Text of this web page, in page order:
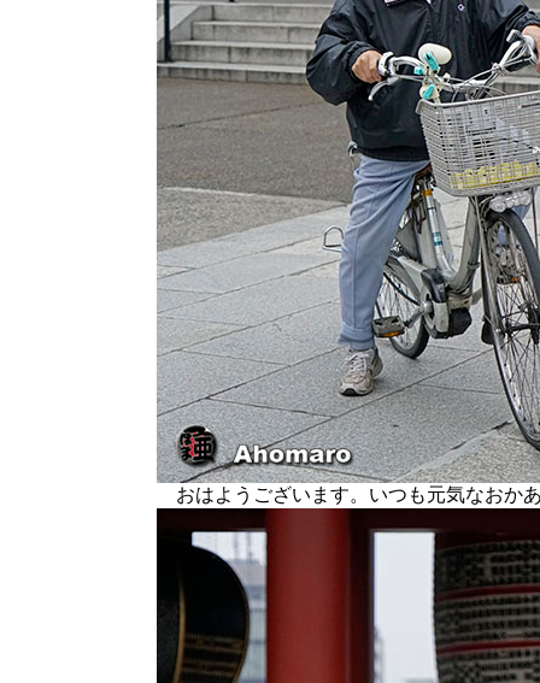
おはようございます。いつも元気なおか